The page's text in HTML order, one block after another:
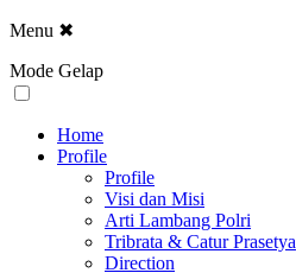
Menu ✖
Mode Gelap
Home
Profile
Profile
Visi dan Misi
Arti Lambang Polri
Tribrata & Catur Prasetya
Direction